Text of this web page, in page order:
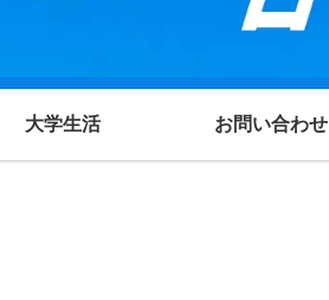
大学生活 お問い合わせ